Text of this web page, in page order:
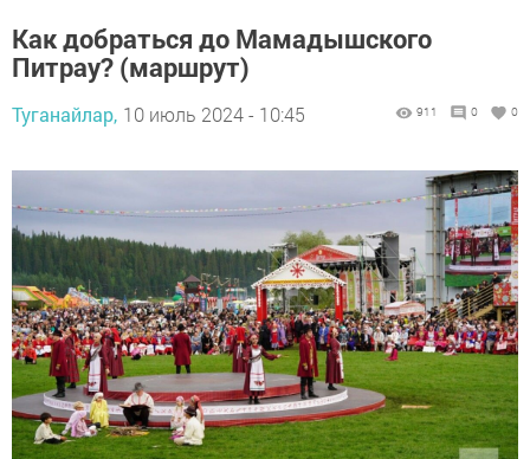
Как добраться до Мамадышского
Питрау? (маршрут)
Туганайлар, 10 июль 2024 - 10:45 911 0 0